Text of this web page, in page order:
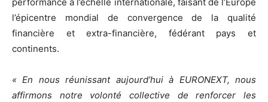
l’épicentre mondial de convergence de la qualité
financière et extra-financière, fédérant pays et
continents.
« En nous réunissant aujourd’hui à EURONEXT, nous
affirmons notre volonté collective de renforcer les